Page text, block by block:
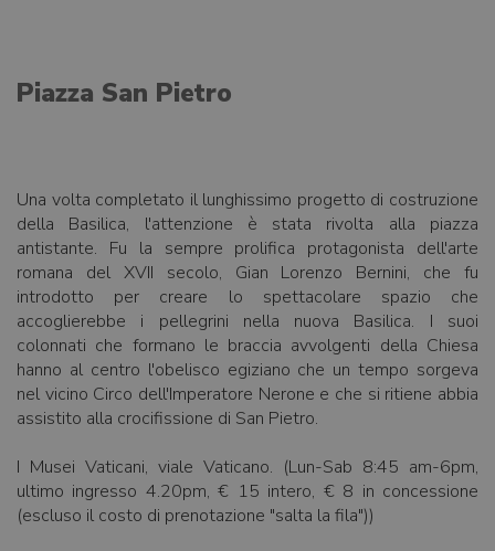
Piazza San Pietro
Una volta completato il lunghissimo progetto di costruzione
della Basilica, l'attenzione è stata rivolta alla piazza
antistante. Fu la sempre prolifica protagonista dell'arte
romana del XVII secolo, Gian Lorenzo Bernini, che fu
introdotto per creare lo spettacolare spazio che
accoglierebbe i pellegrini nella nuova Basilica. I suoi
colonnati che formano le braccia avvolgenti della Chiesa
hanno al centro l'obelisco egiziano che un tempo sorgeva
nel vicino Circo dell'Imperatore Nerone e che si ritiene abbia
assistito alla crocifissione di San Pietro.
I Musei Vaticani, viale Vaticano. (Lun-Sab 8:45 am-6pm,
ultimo ingresso 4.20pm, € 15 intero, € 8 in concessione
(escluso il costo di prenotazione "salta la fila"))